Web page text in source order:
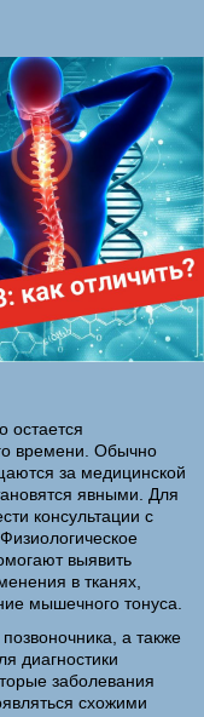
остается
времени. Обычно
за медицинской
явными. Для
консультации с
выявить
в тканях,
мышечного тонуса.
а также
диагностики
заболевания
схожими